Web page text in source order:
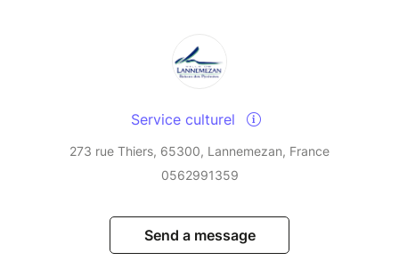
Service culturel
273 rue Thiers, 65300, Lannemezan, France
0562991359
Send a message